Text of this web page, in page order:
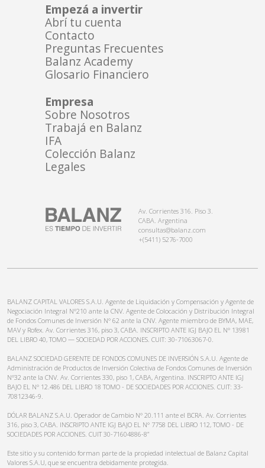
Av. Corrientes 316. Piso 3.
CABA. Argentina
consultas@balanz.com
+(5411) 5276-7000
Empezá a invertir
Abrí tu cuenta
Contacto
Preguntas Frecuentes
Balanz Academy
Glosario Financiero
Empresa
Sobre Nosotros
Trabajá en Balanz
IFA
Colección Balanz
Legales
BALANZ CAPITAL VALORES S.A.U. Agente de Liquidación y Compensación y Agente de
Negociación Integral N°210 ante la CNV. Agente de Colocación y Distribución Integral
de Fondos Comunes de Inversión N° 62 ante la CNV. Agente miembro de BYMA, MAE,
MAV y Rofex. Av. Corrientes 316, piso 3, CABA. INSCRIPTO ANTE IGJ BAJO EL N° 13981
DEL LIBRO 40, TOMO — SOCIEDAD POR ACCIONES. CUIT: 30-71063067-0.
BALANZ SOCIEDAD GERENTE DE FONDOS COMUNES DE INVERSIÓN S.A.U. Agente de
Administración de Productos de Inversión Colectiva de Fondos Comunes de Inversión
N°32 ante la CNV. Av. Corrientes 330, piso 1, CABA, Argentina. INSCRIPTO ANTE IGJ
BAJO EL N° 12.486 DEL LIBRO 18 TOMO - DE SOCIEDADES POR ACCIONES. CUIT: 33-
70812346-9.
DÓLAR BALANZ S.A.U. Operador de Cambio N° 20.111 ante el BCRA. Av. Corrientes
316, piso 3, CABA. INSCRIPTO ANTE IGJ BAJO EL N° 7758 DEL LIBRO 112, TOMO - DE
SOCIEDADES POR ACCIONES. CUIT 30-71604886-8”
Este sitio y su contenido forman parte de la propiedad intelectual de Balanz Capital
Valores S.A.U, que se encuentra debidamente protegida.